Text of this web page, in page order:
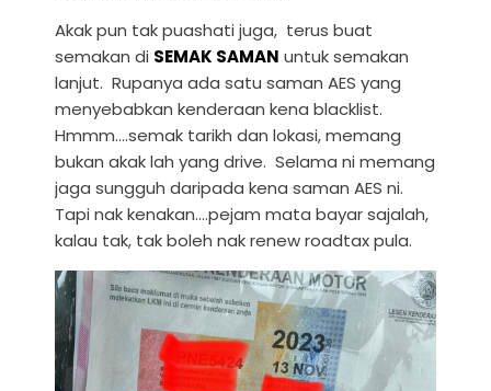
Akak pun tak puashati juga, terus buat
semakan di SEMAK SAMAN untuk semakan
lanjut. Rupanya ada satu saman AES yang
menyebabkan kenderaan kena blacklist.
Hmmm....semak tarikh dan lokasi, memang
bukan akak lah yang drive. Selama ni memang
jaga sungguh daripada kena saman AES ni.
Tapi nak kenakan....pejam mata bayar sajalah,
kalau tak, tak boleh nak renew roadtax pula.